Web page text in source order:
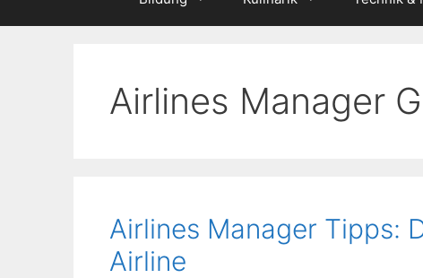
Airlines Manager
Airlines Manager Tipps:
Airline